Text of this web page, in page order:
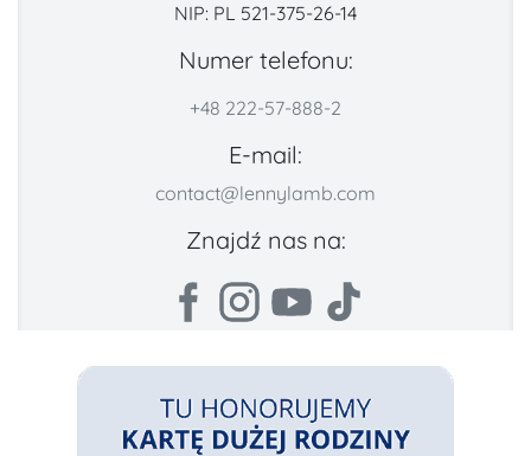
NIP: PL 521-375-26-14
Numer telefonu:
+48 222-57-888-2
E-mail:
contact@lennylamb.com
Znajdź nas na: